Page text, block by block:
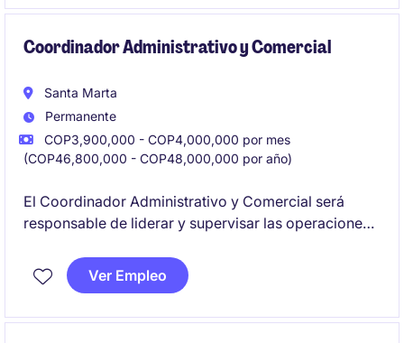
cumplimiento de metas comerciales y la gestión
Coordinador Administrativo y Comercial
Santa Marta
Permanente
COP3,900,000 - COP4,000,000 por mes
(COP46,800,000 - COP48,000,000 por año)
El Coordinador Administrativo y Comercial será
responsable de liderar y supervisar las operaciones
retail. Este rol requiere habilidades organizativas y
de gestión para garantizar el éxito de las actividades
Ver Empleo